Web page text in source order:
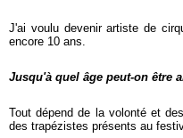
J'ai voulu devenir artiste de
encore 10 ans.
Jusqu'à quel âge peut-on être
Tout dépend de la volonté et
des trapézistes présents au